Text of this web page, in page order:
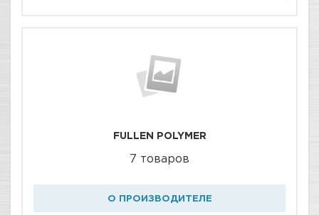
FULLEN POLYMER
7 товаров
О ПРОИЗВОДИТЕЛЕ